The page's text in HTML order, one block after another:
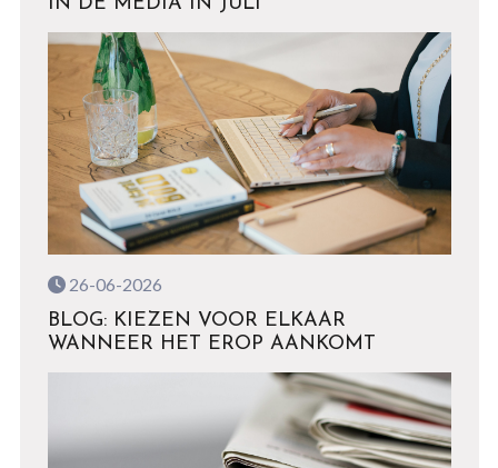
26-06-2026
BLOG: KIEZEN VOOR ELKAAR
WANNEER HET EROP AANKOMT